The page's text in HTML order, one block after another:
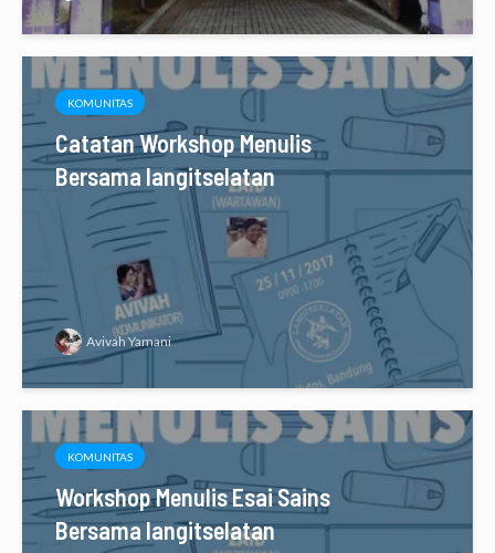
KOMUNITAS
Catatan Workshop Menulis
Bersama langitselatan
Avivah Yamani
KOMUNITAS
Workshop Menulis Esai Sains
Bersama langitselatan